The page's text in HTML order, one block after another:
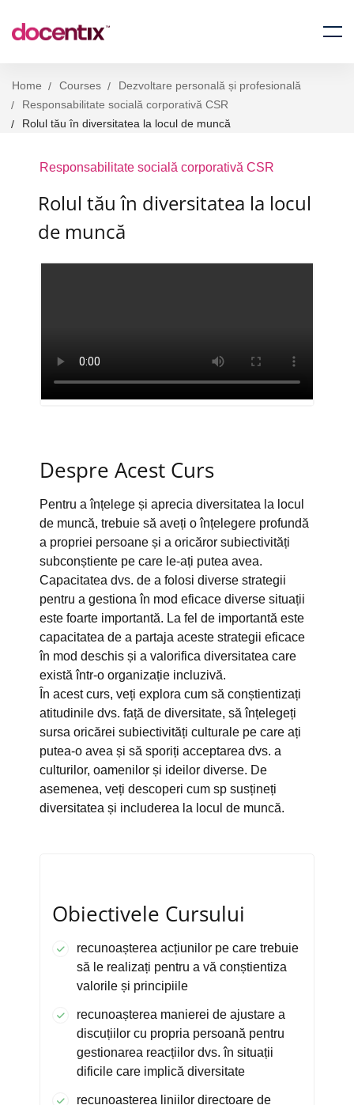
Home Courses
Dezvoltare personală și profesională
Responsabilitate socială corporativă CSR
Rolul tău în diversitatea la locul de muncă
Responsabilitate socială corporativă CSR
Rolul tău în diversitatea la locul
de muncă
Despre Acest Curs
Pentru a înțelege și aprecia diversitatea la locul
de muncă, trebuie să aveți o înțelegere profundă
a propriei persoane și a oricăror subiectivități
subconștiente pe care le-ați putea avea.
Capacitatea dvs. de a folosi diverse strategii
pentru a gestiona în mod eficace diverse situații
este foarte importantă. La fel de importantă este
capacitatea de a partaja aceste strategii eficace
în mod deschis și a valorifica diversitatea care
există într-o organizație incluzivă.
În acest curs, veți explora cum să conștientizați
atitudinile dvs. față de diversitate, să înțelegeți
sursa oricărei subiectivități culturale pe care ați
putea-o avea și să sporiți acceptarea dvs. a
culturilor, oamenilor și ideilor diverse. De
asemenea, veți descoperi cum sp susțineți
diversitatea și includerea la locul de muncă.
Obiectivele Cursului
recunoașterea acțiunilor pe care trebuie
să le realizați pentru a vă conștientiza
valorile și principiile
recunoașterea manierei de ajustare a
discuțiilor cu propria persoană pentru
gestionarea reacțiilor dvs. în situații
dificile care implică diversitate
recunoașterea liniilor directoare de